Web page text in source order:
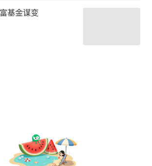
基金谋变